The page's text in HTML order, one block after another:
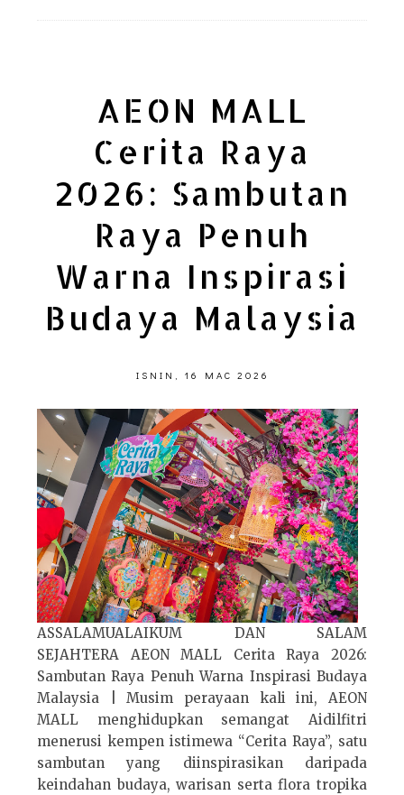
AEON MALL
Cerita Raya
2026: Sambutan
Raya Penuh
Warna Inspirasi
Budaya Malaysia
ISNIN, 16 MAC 2026
ASSALAMUALAIKUM DAN SALAM
SEJAHTERA AEON MALL Cerita Raya 2026:
Sambutan Raya Penuh Warna Inspirasi Budaya
Malaysia | Musim perayaan kali ini, AEON
MALL menghidupkan semangat Aidilfitri
menerusi kempen istimewa “Cerita Raya”, satu
sambutan yang diinspirasikan daripada
keindahan budaya, warisan serta flora tropika